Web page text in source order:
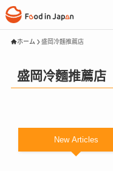
ホーム 盛岡冷麵推薦店
盛岡冷麵推薦店
New Articles